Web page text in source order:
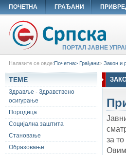
ПОЧЕТНА ГРАЂАНИ
ПОРТАЛ ЈАВНЕ
Налазите се овде:Почетна> Грађани> Закон и
за
ТЕМЕ
Здравље - Здравствено
осигурање
Породица
Социјална заштита
Становање
Образовање